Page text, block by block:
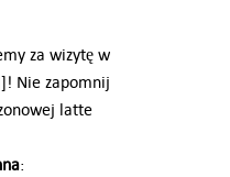
za wizytę w
Nie zapomnij
latte
: